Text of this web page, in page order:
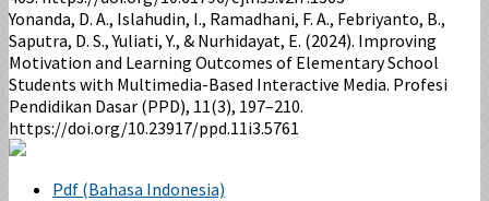
Yonanda, D. A., Islahudin, I., Ramadhani, F. A., Febriyanto, B.,
Saputra, D. S., Yuliati, Y., & Nurhidayat, E. (2024). Improving
Motivation and Learning Outcomes of Elementary School
Students with Multimedia-Based Interactive Media. Profesi
Pendidikan Dasar (PPD), 11(3), 197–210.
https://doi.org/10.23917/ppd.11i3.5761
Pdf (Bahasa Indonesia)